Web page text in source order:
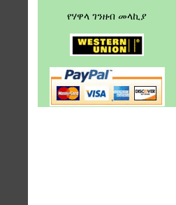
የሃዋላ ገንዘብ መላኪያ